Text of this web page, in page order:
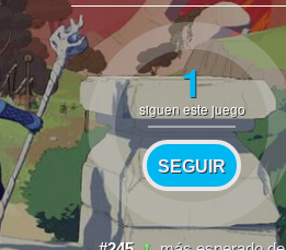
1
siguen este juego
SEGUIR